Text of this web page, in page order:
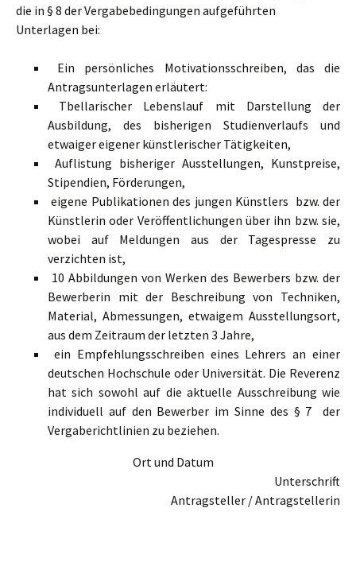
die in § 8 der Vergabebedingungen aufgeführten
Unterlagen bei:
Ein persönliches Motivationsschreiben, das die
Antragsunterlagen erläutert:
Tbellarischer Lebenslauf mit Darstellung der
Ausbildung, des bisherigen Studienverlaufs und
etwaiger eigener künstlerischer Tätigkeiten,
Auflistung bisheriger Ausstellungen, Kunstpreise,
Stipendien, Förderungen,
eigene Publikationen des jungen Künstlers bzw. der
Künstlerin oder Veröffentlichungen über ihn bzw. sie,
wobei auf Meldungen aus der Tagespresse zu
verzichten ist,
10 Abbildungen von Werken des Bewerbers bzw. der
Bewerberin mit der Beschreibung von Techniken,
Material, Abmessungen, etwaigem Ausstellungsort,
aus dem Zeitraum der letzten 3 Jahre,
ein Empfehlungsschreiben eines Lehrers an einer
deutschen Hochschule oder Universität. Die Reverenz
hat sich sowohl auf die aktuelle Ausschreibung wie
individuell auf den Bewerber im Sinne des § 7 der
Vergaberichtlinien zu beziehen.
Ort und Datum
Unterschrift
Antragsteller / Antragstellerin